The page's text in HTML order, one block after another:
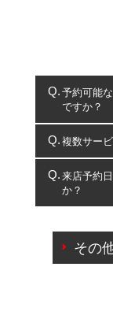
予約可能
ですか？
コクピッ
複数サー
複数サー
一部の商品・
出来ないもの
来店予約
か？
ご来店予
の日時変
その